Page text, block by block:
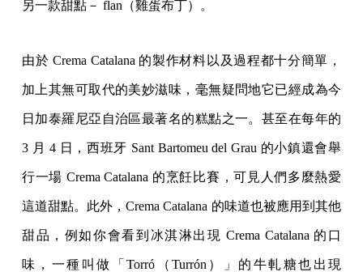
另一款甜點－ flan（雞蛋布丁）。
由於 Crema Catalana 的製作材料以及過程都十分簡單，
加上其無可取代的美妙滋味，毫無疑問地它已經成為今
日加泰羅尼亞自治區最著名的糕點之一。甚至在每年的
3 月 4 日，西班牙 Sant Bartomeu del Grau 的小鎮還會舉
行一場 Crema Catalana 的烹飪比賽，可見人們多麼熱愛
這道甜點。此外，Crema Catalana 的味道也被應用到其他
甜品，例如你會看到冰淇淋出現 Crema Catalana 的口
味，一種叫做「Torró（Turrón）」的牛軋糖也出現